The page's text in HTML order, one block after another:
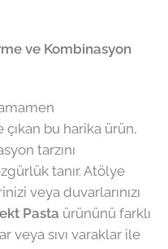
ve Kombinasyon
bu harika ürün,
tarzını
tanır. Atölye
veya duvarlarınızı
Pasta ürününü farklı
veya sıvı varaklar ile